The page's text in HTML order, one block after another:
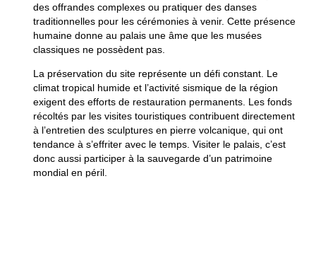
des offrandes complexes ou pratiquer des danses
traditionnelles pour les cérémonies à venir. Cette présence
humaine donne au palais une âme que les musées
classiques ne possèdent pas.
La préservation du site représente un défi constant. Le
climat tropical humide et l’activité sismique de la région
exigent des efforts de restauration permanents. Les fonds
récoltés par les visites touristiques contribuent directement
à l’entretien des sculptures en pierre volcanique, qui ont
tendance à s’effriter avec le temps. Visiter le palais, c’est
donc aussi participer à la sauvegarde d’un patrimoine
mondial en péril.